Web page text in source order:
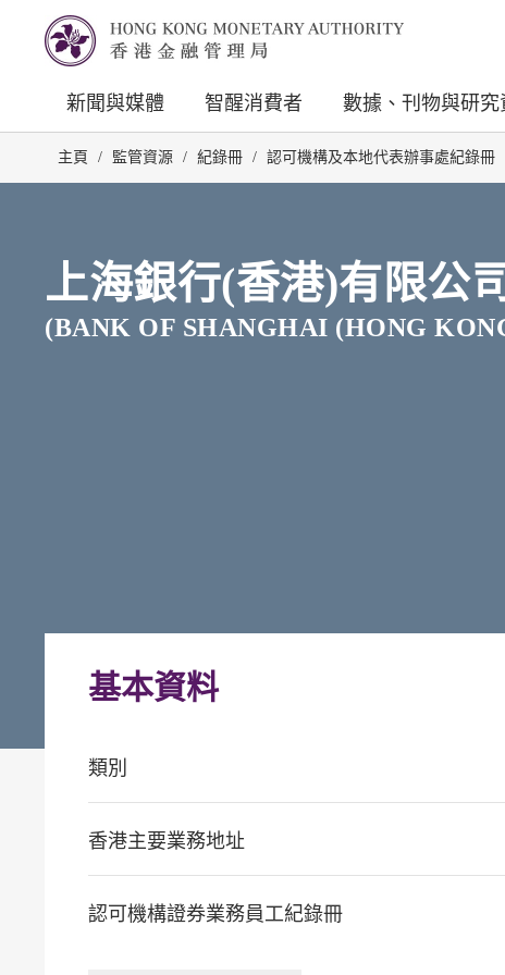
新聞與媒體 智醒消費者 數據、刊物與研究
主頁 / 監管資源 / 紀錄冊 / 認可機構及本地代表辦事處紀錄冊
上海銀行(香港)有限公
(BANK OF SHANGHAI (HONG
基本資料
類別
香港主要業務地址
認可機構證券業務員工紀錄冊